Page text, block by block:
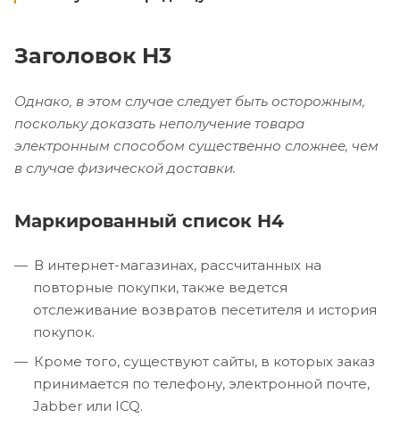
Заголовок H3
Однако, в этом случае следует быть осторожным,
поскольку доказать неполучение товара
электронным способом существенно сложнее, чем
в случае физической доставки.
Маркированный список H4
В интернет-магазинах, рассчитанных на
повторные покупки, также ведется
отслеживание возвратов песетителя и история
покупок.
Кроме того, существуют сайты, в которых заказ
принимается по телефону, электронной почте,
Jabber или ICQ.